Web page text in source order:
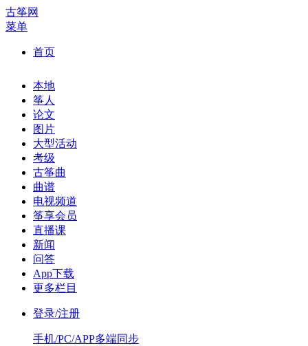
古筝网
菜单
首页
本地
筝人
论文
图片
大型活动
考级
古筝曲
曲谱
电视频道
筝享会员
直播课
新闻
问答
App下载
更多栏目
登录/注册
手机/PC/APP多端同步